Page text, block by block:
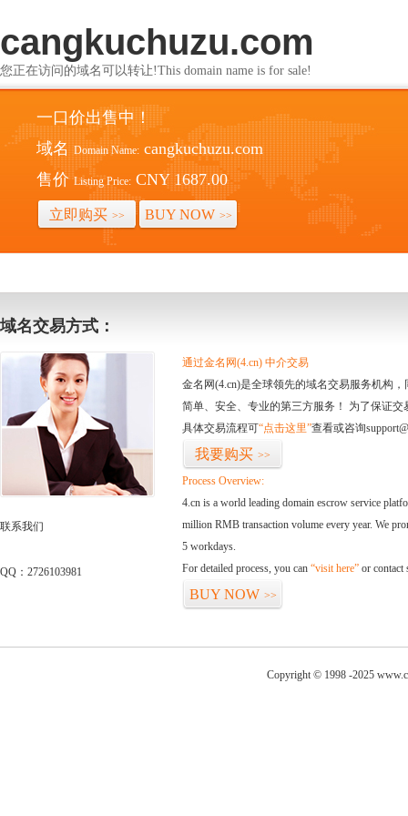
cangkuchuzu.com
您正在访问的域名可以转让!This domain name is for sale!
一口价出售中！
域名 Domain Name: cangkuchuzu.com
售价 Listing Price: CNY 1687.00
立即购买 >> BUY NOW >>
域名交易方式：
联系我们
QQ：2726103981
通过金名网(4.cn) 中介交易
金名网(4.cn)是全球领先的域名交易服务机构
简单、安全、专业的第三方服务！ 为了保证
具体交易流程可“点击这里”查看或咨询
我要购买 >>
Process Overview:
4.cn is a world leading domain escrow service
million RMB transaction volume every year. We
5 workdays.
For detailed process, you can “visit here” or contact
BUY NOW >>
Copyright © 1998 -2025